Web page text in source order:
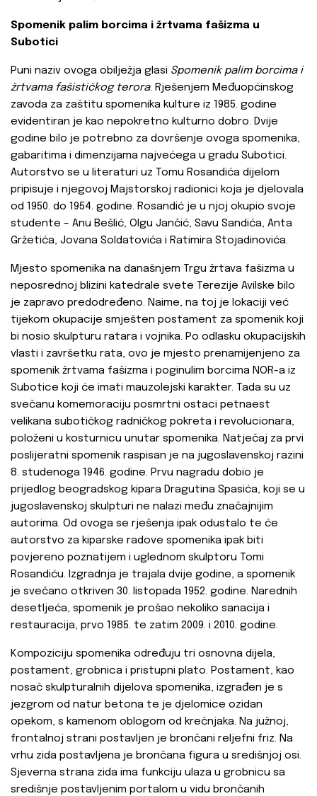
Spomenik palim borcima i žrtvama fašizma u
Subotici
Puni naziv ovoga obilježja glasi Spomenik palim borcima i
žrtvama fašističkog terora. Rješenjem Međuopćinskog
zavoda za zaštitu spomenika kulture iz 1985. godine
evidentiran je kao nepokretno kulturno dobro. Dvije
godine bilo je potrebno za dovršenje ovoga spomenika,
gabaritima i dimenzijama najvećega u gradu Subotici.
Autorstvo se u literaturi uz Tomu Rosandića dijelom
pripisuje i njegovoj Majstorskoj radionici koja je djelovala
od 1950. do 1954. godine. Rosandić je u njoj okupio svoje
studente – Anu Bešlić, Olgu Jančić, Savu Sandića, Anta
Gržetića, Jovana Soldatovića i Ratimira Stojadinovića.
Mjesto spomenika na današnjem Trgu žrtava fašizma u
neposrednoj blizini katedrale svete Terezije Avilske bilo
je zapravo predodređeno. Naime, na toj je lokaciji već
tijekom okupacije smješten postament za spomenik koji
bi nosio skulpturu ratara i vojnika. Po odlasku okupacijskih
vlasti i završetku rata, ovo je mjesto prenamijenjeno za
spomenik žrtvama fašizma i poginulim borcima NOR-a iz
Subotice koji će imati mauzolejski karakter. Tada su uz
svečanu komemoraciju posmrtni ostaci petnaest
velikana subotičkog radničkog pokreta i revolucionara,
položeni u kosturnicu unutar spomenika. Natječaj za prvi
poslijeratni spomenik raspisan je na jugoslavenskoj razini
8. studenoga 1946. godine. Prvu nagradu dobio je
prijedlog beogradskog kipara Dragutina Spasića, koji se u
jugoslavenskoj skulpturi ne nalazi među značajnijim
autorima. Od ovoga se rješenja ipak odustalo te će
autorstvo za kiparske radove spomenika ipak biti
povjereno poznatijem i uglednom skulptoru Tomi
Rosandiću. Izgradnja je trajala dvije godine, a spomenik
je svečano otkriven 30. listopada 1952. godine. Narednih
desetljeća, spomenik je prošao nekoliko sanacija i
restauracija, prvo 1985. te zatim 2009. i 2010. godine.
Kompoziciju spomenika određuju tri osnovna dijela,
postament, grobnica i pristupni plato. Postament, kao
nosač skulpturalnih dijelova spomenika, izgrađen je s
jezgrom od natur betona te je djelomice ozidan
opekom, s kamenom oblogom od krečnjaka. Na južnoj,
frontalnoj strani postavljen je brončani reljefni friz. Na
vrhu zida postavljena je brončana figura u središnjoj osi.
Sjeverna strana zida ima funkciju ulaza u grobnicu sa
središnje postavljenim portalom u vidu brončanih